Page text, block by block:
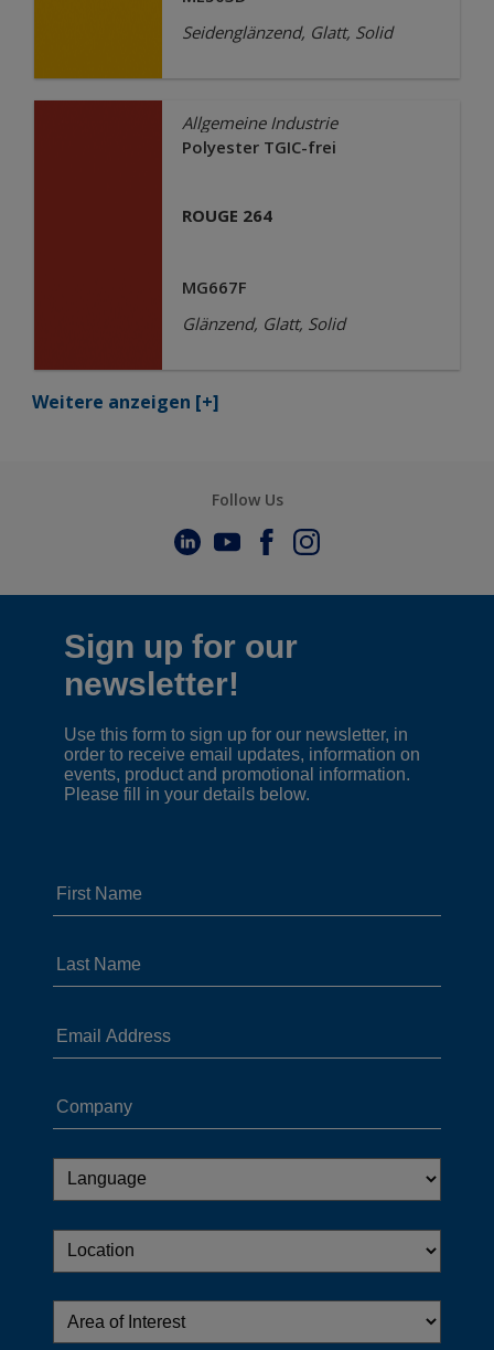
Seidenglänzend, Glatt, Solid
Allgemeine Industrie
Polyester TGIC-frei
ROUGE 264
MG667F
Glänzend, Glatt, Solid
Weitere anzeigen [+]
Follow Us